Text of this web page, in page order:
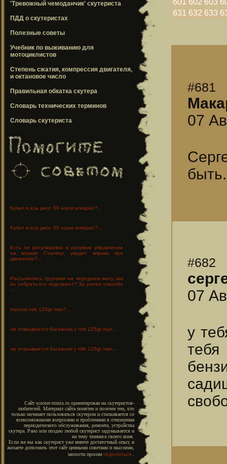
'Тревожный чемоданчик' скутериста
ПДД о скутеристах
Полезные советы
Учебник по выживанию для
мотоциклистов
Степень сжатия, компрессия двигателя,
и октановое число
Правильная обкатка скутера
Словарь технических терминов
Словарь скутериста
Купил я аза джог 50 норм аппарат?...
Купил я аза джог 50 норм аппарат?...
Есть ли регулировка в рулевом управлении
на мокике Сталкер, уводит вправо при
движении?...
Рассыпались грузчики на переднем валу как
их собрать кто подскажет? За ранее спасибо
...
manual mitt 125gt max?...
не открывается багажник у mitt 125gt max...
не открывается багажник у mitt 125gt max...
Сайт scooter-tronix.ru ориентирован на скутеристов-
любителей. Материал сайта понятен и полезен тем, кто
только начинает пользоваться скутером и сталкивается со
всевозможными вопросами и проблемами в отношении
периодического обслуживания, ремонта, устройства
скутера. Рано или поздно любой скутерист задумывается и
на тему тюнинга своего коня.
Если же вы как скутерист уже имеете достаточный опыт, и
желаете дополнить этот сайт ценными советами и мыслями,
милости просим поделиться .
601 602 603
631 632 633
#681
07
#682
07
у